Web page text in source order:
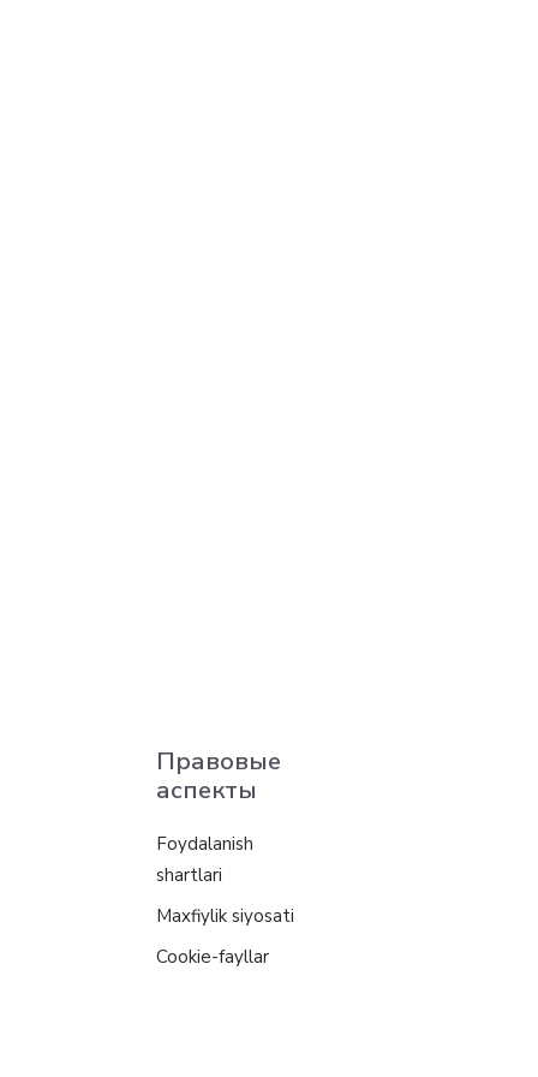
Правовые
аспекты
Foydalanish
shartlari
Maxfiylik siyosati
Cookie-fayllar